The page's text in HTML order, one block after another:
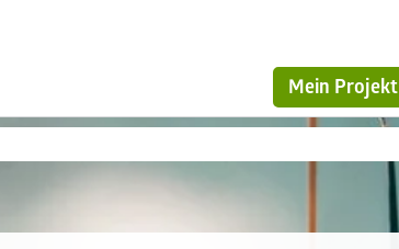
Mein Projekt